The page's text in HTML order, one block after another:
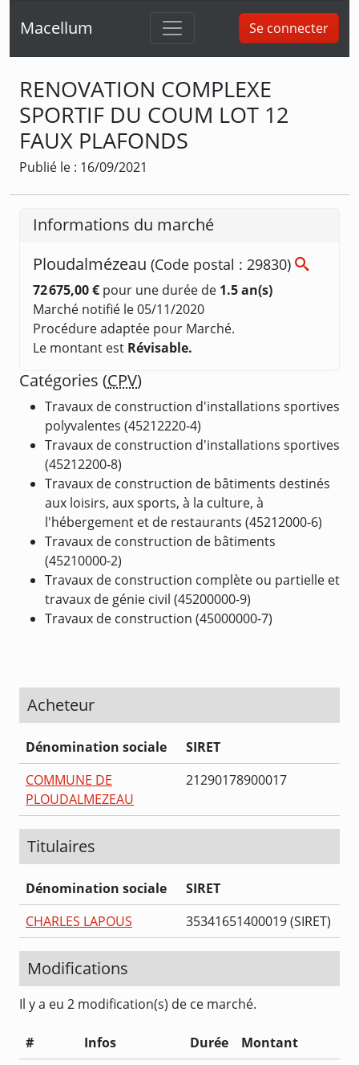
Macellum Se connecter
RENOVATION COMPLEXE
SPORTIF DU COUM LOT 12
FAUX PLAFONDS
Publié le : 16/09/2021
Informations du marché
Ploudalmézeau (Code postal : 29830)
72 675,00 € pour une durée de 1.5 an(s)
Marché notifié le 05/11/2020
Procédure adaptée pour Marché.
Le montant est Révisable.
Catégories (CPV)
Travaux de construction d'installations sportives
polyvalentes (45212220-4)
Travaux de construction d'installations sportives
(45212200-8)
Travaux de construction de bâtiments destinés
aux loisirs, aux sports, à la culture, à
l'hébergement et de restaurants (45212000-6)
Travaux de construction de bâtiments
(45210000-2)
Travaux de construction complète ou partielle et
travaux de génie civil (45200000-9)
Travaux de construction (45000000-7)
Acheteur
Dénomination sociale
SIRET
COMMUNE DE
PLOUDALMEZEAU
21290178900017
Titulaires
Dénomination sociale
SIRET
CHARLES LAPOUS
35341651400019 (SIRET)
Modifications
Il y a eu 2 modification(s) de ce marché.
# Infos Durée
Montant